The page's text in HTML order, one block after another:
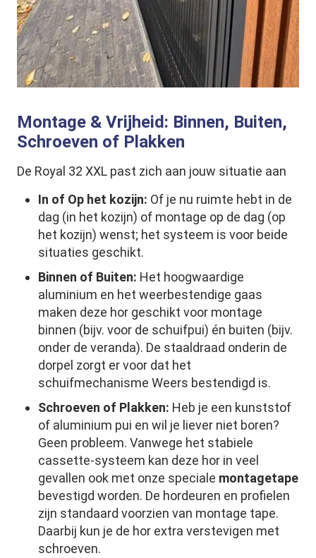
Montage & Vrijheid: Binnen, Buiten,
Schroeven of Plakken
De Royal 32 XXL past zich aan jouw situatie aan
In of Op het kozijn: Of je nu ruimte hebt in de
dag (in het kozijn) of montage op de dag (op
het kozijn) wenst; het systeem is voor beide
situaties geschikt.
Binnen of Buiten: Het hoogwaardige
aluminium en het weerbestendige gaas
maken deze hor geschikt voor montage
binnen (bijv. voor de schuifpui) én buiten (bijv.
onder de veranda). De staaldraad onderin de
dorpel zorgt er voor dat het
schuifmechanisme Weers bestendigd is.
Schroeven of Plakken: Heb je een kunststof
of aluminium pui en wil je liever niet boren?
Geen probleem. Vanwege het stabiele
cassette-systeem kan deze hor in veel
gevallen ook met onze speciale montagetape
bevestigd worden. De hordeuren en profielen
zijn standaard voorzien van montage tape.
Daarbij kun je de hor extra verstevigen met
schroeven.